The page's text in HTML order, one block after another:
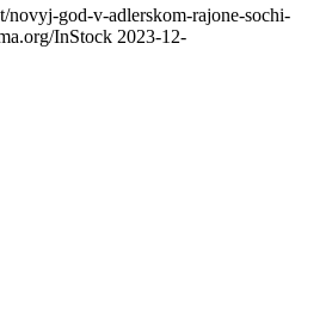
novyj-god-v-adlerskom-rajone-sochi-
InStock 2023-12-